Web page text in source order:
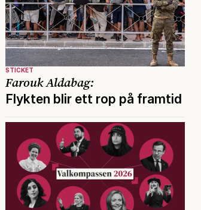
STICKET
Farouk Aldabag:
Flykten blir ett rop på framtid